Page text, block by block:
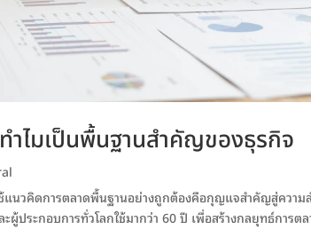
ไมเป็นพื้นฐานสำคัญของธุรกิจ
แนวคิดการตลาดพื้นฐานอย่างถูกต้องคือกุญแจสำคัญสู่ความ
ประกอบการทั่วโลกใช้มากว่า 60 ปี เพื่อสร้างกลยุทธ์การต